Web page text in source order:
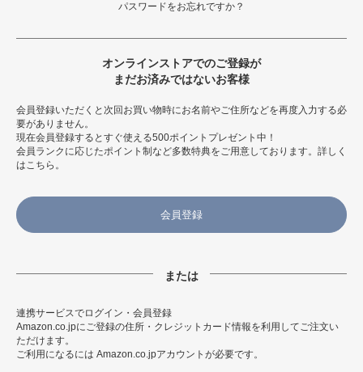
パスワードをお忘れですか？
オンラインストアでのご登録が
まだお済みではないお客様
会員登録いただくと次回お買い物時にお名前やご住所などを再度入力する必
要がありません。
現在会員登録するとすぐ使える500ポイントプレゼント中！
会員ランクに応じたポイント制など多数特典をご用意しております。 詳しく
はこちら 。
会員登録
連携サービスでログイン・会員登録
Amazon.co.jpにご登録の住所・クレジットカード情報を利用してご注文い
ただけます。
ご利用になるには Amazon.co.jpアカウントが必要です。